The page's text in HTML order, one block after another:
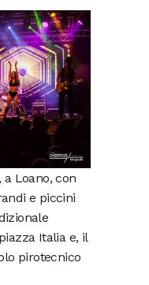
a Loano, con
e piccini
Italia e, il
pirotecnico